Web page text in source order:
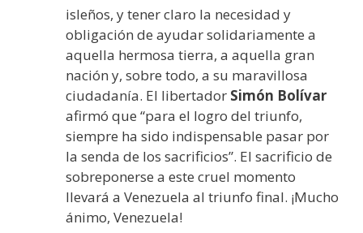
isleños, y tener claro la necesidad y
obligación de ayudar solidariamente a
aquella hermosa tierra, a aquella gran
nación y, sobre todo, a su maravillosa
ciudadanía. El libertador Simón Bolívar
afirmó que “para el logro del triunfo,
siempre ha sido indispensable pasar por
la senda de los sacrificios”. El sacrificio de
sobreponerse a este cruel momento
llevará a Venezuela al triunfo final. ¡Mucho
ánimo, Venezuela!